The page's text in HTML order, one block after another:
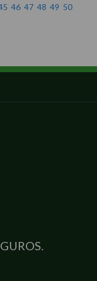
46 47 48 49 50